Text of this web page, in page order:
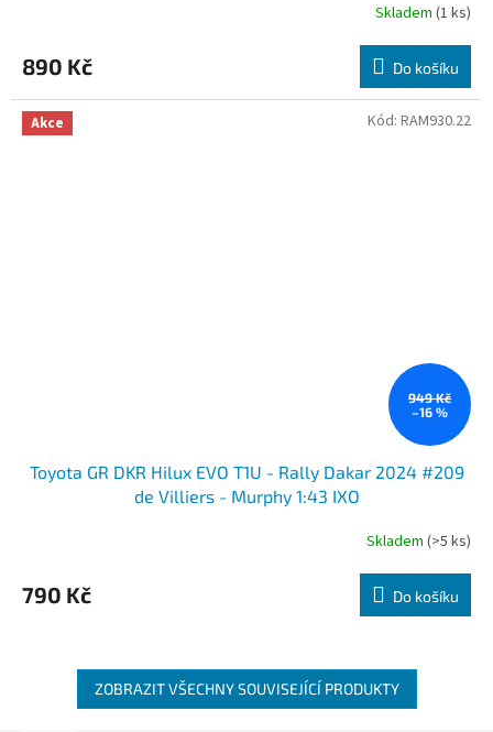
Skladem (1 ks)
890 Kč Do košíku
Akce
949 Kč
–16 %
Toyota GR DKR Hilux EVO T1U - Rally Dakar 2024 #209
de Villiers - Murphy 1:43 IXO
Skladem (>5 ks)
790 Kč Do košíku
Kód: RAM930.22
ZOBRAZIT VŠECHNY SOUVISEJÍCÍ PRODUKTY